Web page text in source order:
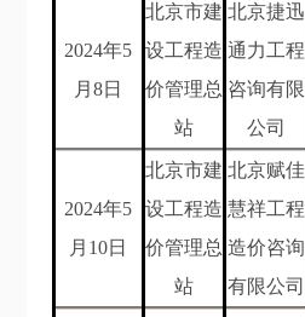
2024年5
月8日
北京市建
设工程造
价管理总
站
北京捷迅
通力工程
咨询有限
公司
2024年5
月10日
北京市建
设工程造
价管理总
站
北京赋佳
慧祥工程
造价咨询
有限公司